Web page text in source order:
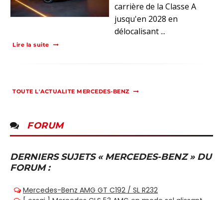
carrière de la Classe A
jusqu'en 2028 en
délocalisant ...
Lire la suite
TOUTE L'ACTUALITE MERCEDES-BENZ
FORUM
DERNIERS SUJETS « MERCEDES-BENZ » DU
FORUM :